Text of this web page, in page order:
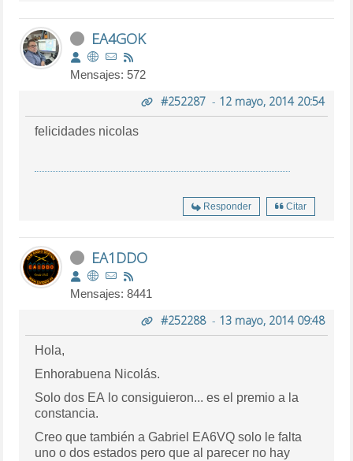
EA4GOK
Mensajes: 572
#252287- 12 mayo, 2014 20:54
felicidades nicolas
Responder Citar
EA1DDO
Mensajes: 8441
#252288- 13 mayo, 2014 09:48
Hola,
Enhorabuena Nicolás.
Solo dos EA lo consiguieron... es el premio a la
constancia.
Creo que también a Gabriel EA6VQ solo le falta
uno o dos estados pero que al parecer no hay